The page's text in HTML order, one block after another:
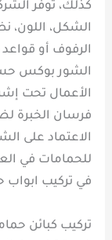
كذلك، تُوفر
الشكل، اللون،
الرفوف أو
الشور بوكس
الأعمال تحت
فرسان الخبرة
الاعتماد على
للحمامات في
في تركيب ابواب
تركيب كبائن